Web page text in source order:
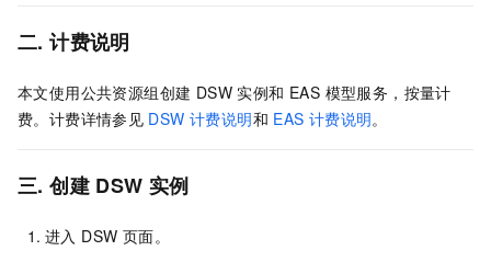
二. 计费说明
本文使用公共资源组创建 DSW 实例和 EAS 模型服务，按量计
费。计费详情参见 DSW 计费说明和 EAS 计费说明。
三. 创建 DSW 实例
进入 DSW 页面。